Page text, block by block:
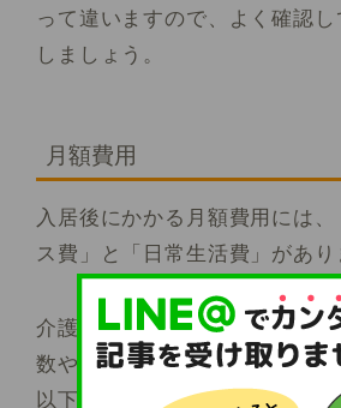
って違いますので、よく確認
しましょう。
月額費用
入居後にかかる月額費用には
ス費」と「日常生活費」があり
介護サービス費はユニット（共
数や要介護度によって異なりま
以下は2ユニットあるグループ